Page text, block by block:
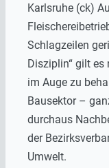
Karlsruhe (ck)
Schlagzeilen
Disziplin“ gilt es
im Auge zu
Bausektor –
durchaus
der
Umwelt.